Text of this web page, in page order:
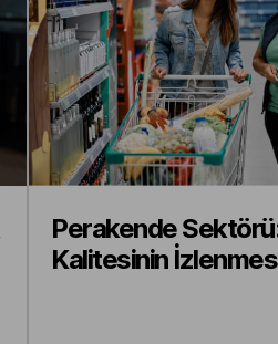
Perakende
Kalitesinin